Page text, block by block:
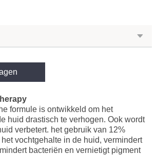
formule is ontwikkeld om het
huid drastisch te verhogen. Ook wordt
verbetert. het gebruik van 12%
vochtgehalte in de huid, vermindert
bacteriën en vernietigt pigment